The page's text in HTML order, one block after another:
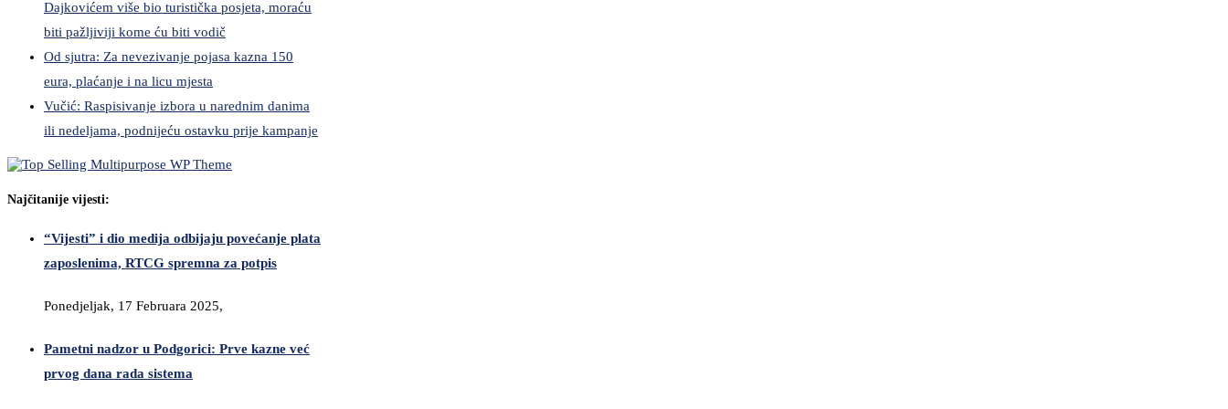
Dajkovićem više bio turistička posjeta, moraću
biti pažljiviji kome ću biti vodič
Od sjutra: Za nevezivanje pojasa kazna 150
eura, plaćanje i na licu mjesta
Vučić: Raspisivanje izbora u narednim danima
ili nedeljama, podnijeću ostavku prije kampanje
Najčitanije vijesti:
“Vijesti” i dio medija odbijaju povećanje plata
zaposlenima, RTCG spremna za potpis
Ponedjeljak, 17 Februara 2025,
Pametni nadzor u Podgorici: Prve kazne već
prvog dana rada sistema